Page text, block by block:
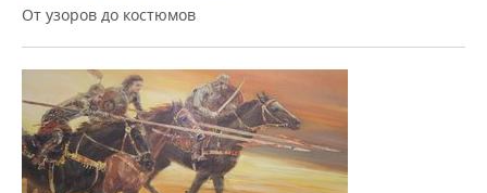
От узоров до костюмов